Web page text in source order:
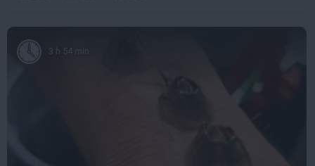
3 h 54 min